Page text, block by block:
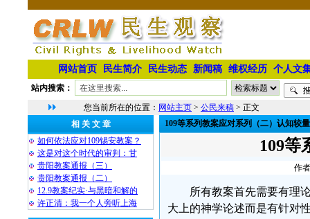
网站首页 民生简介 民生动态 新闻稿 维权经历 个人文
站内搜索：
您当前所在的位置： 网站主页 > 公民来稿 > 正文
相 关 文 章
如何依法应对109锡安教案？
这是对这个时代的审判：甘
贵阳教案通报（三）
贵阳教案通报（二）
12.9教案纪实·与黑暗和解的
许正清：我一个人旁听上海
109等系列教案应对系列（二）认知较量
109等
作
所有教案首先需要有理
大上的神学论述而是有针对